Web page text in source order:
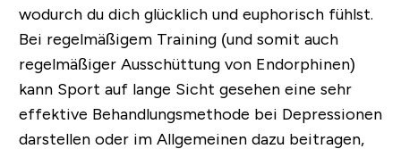
wodurch du dich glücklich und euphorisch fühlst.
Bei regelmäßigem Training (und somit auch
regelmäßiger Ausschüttung von Endorphinen)
kann Sport auf lange Sicht gesehen eine sehr
effektive Behandlungsmethode bei Depressionen
darstellen oder im Allgemeinen dazu beitragen,